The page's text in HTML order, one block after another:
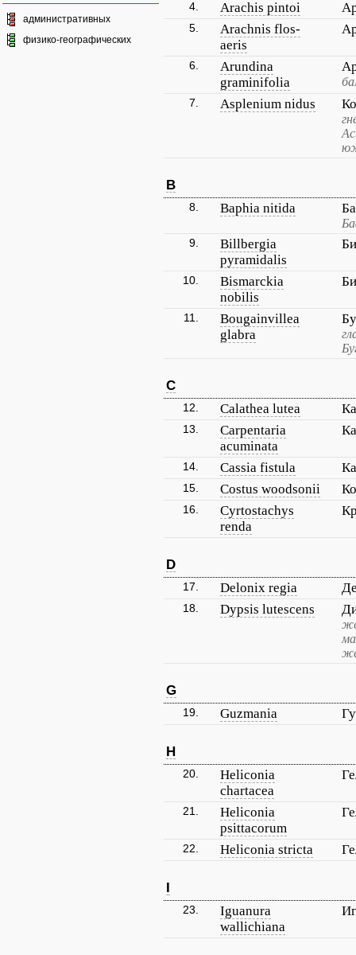
административных
физико-географических
4. Arachis pintoi
5.
Arachnis flos-
aeris
6.
Arundina
graminifolia
7. Asplenium nidus
B
8. Baphia nitida
9.
Billbergia
pyramidalis
10.
Bismarckia
nobilis
11.
Bougainvillea
glabra
C
12. Calathea lutea
13.
Carpentaria
acuminata
14. Cassia fistula
15. Costus woodsonii
16.
Cyrtostachys
renda
D
17. Delonix regia
18. Dypsis lutescens
G
19. Guzmania
H
20.
Heliconia
chartacea
21.
Heliconia
psittacorum
22. Heliconia stricta
I
23.
Iguanura
wallichiana